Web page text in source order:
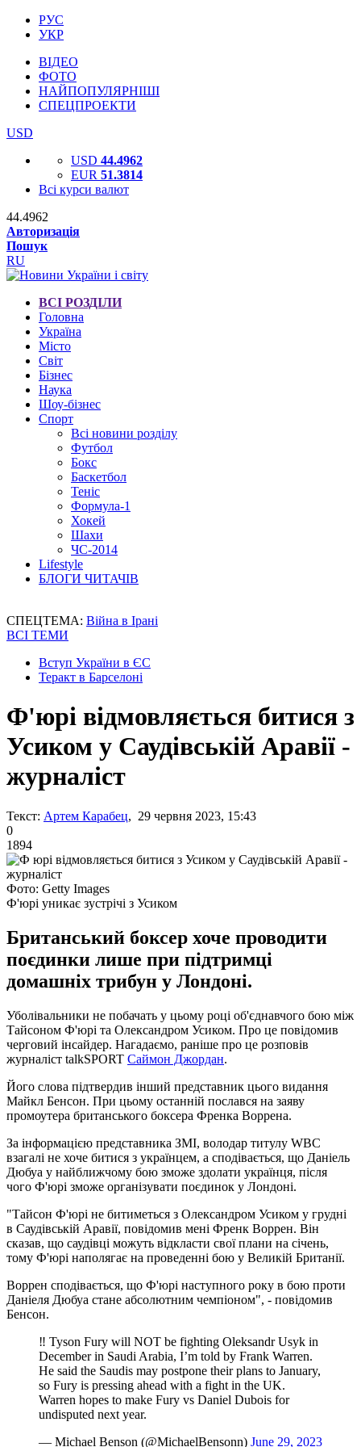
РУС
УКР
ВІДЕО
ФОТО
НАЙПОПУЛЯРНІШІ
СПЕЦПРОЕКТИ
USD
USD 44.4962
EUR 51.3814
Всі курси валют
44.4962
Авторизація
Пошук
RU
ВСІ РОЗДІЛИ
Головна
Україна
Місто
Світ
Бізнес
Наука
Шоу-бізнес
Спорт
Всі новини розділу
Футбол
Бокс
Баскетбол
Теніс
Формула-1
Хокей
Шахи
ЧС-2014
Lifestyle
БЛОГИ ЧИТАЧІВ
СПЕЦТЕМА: Війна в Ірані
ВСІ ТЕМИ
Вступ України в ЄС
Теракт в Барселоні
Ф'юрі відмовляється битися з
Усиком у Саудівській Аравії -
журналіст
Текст: Артем Карабец, 29 червня 2023, 15:43
0
1894
Фото: Getty Images
Ф'юрі уникає зустрічі з Усиком
Британський боксер хоче проводити
поєдинки лише при підтримці
домашніх трибун у Лондоні.
Уболівальники не побачать у цьому році об'єднавчого бою між
Тайсоном Ф'юрі та Олександром Усиком. Про це повідомив
черговий інсайдер. Нагадаємо, раніше про це розповів
журналіст talkSPORT Саймон Джордан.
Його слова підтвердив інший представник цього видання
Майкл Бенсон. При цьому останній послався на заяву
промоутера британського боксера Френка Воррена.
За інформацією представника ЗМІ, володар титулу WBC
взагалі не хоче битися з українцем, а сподівається, що Даніель
Дюбуа у найближчому бою зможе здолати українця, після
чого Ф'юрі зможе організувати поєдинок у Лондоні.
"Тайсон Ф'юрі не битиметься з Олександром Усиком у грудні
в Саудівській Аравії, повідомив мені Френк Воррен. Він
сказав, що саудівці можуть відкласти свої плани на січень,
тому Ф'юрі наполягає на проведенні бою у Великій Британії.
Воррен сподівається, що Ф'юрі наступного року в бою проти
Даніеля Дюбуа стане абсолютним чемпіоном", - повідомив
Бенсон.
‼️ Tyson Fury will NOT be fighting Oleksandr Usyk in
December in Saudi Arabia, I’m told by Frank Warren.
He said the Saudis may postpone their plans to January,
so Fury is pressing ahead with a fight in the UK.
Warren hopes to make Fury vs Daniel Dubois for
undisputed next year.
— Michael Benson (@MichaelBensonn) June 29, 2023